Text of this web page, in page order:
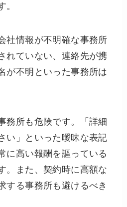
。
社情報が不明確な事務所
れていない、連絡先が携
が不明といった事務所は
務所も危険です。「詳細
い」といった曖昧な表記
に高い報酬を謳っている
。また、契約時に高額な
する事務所も避けるべき